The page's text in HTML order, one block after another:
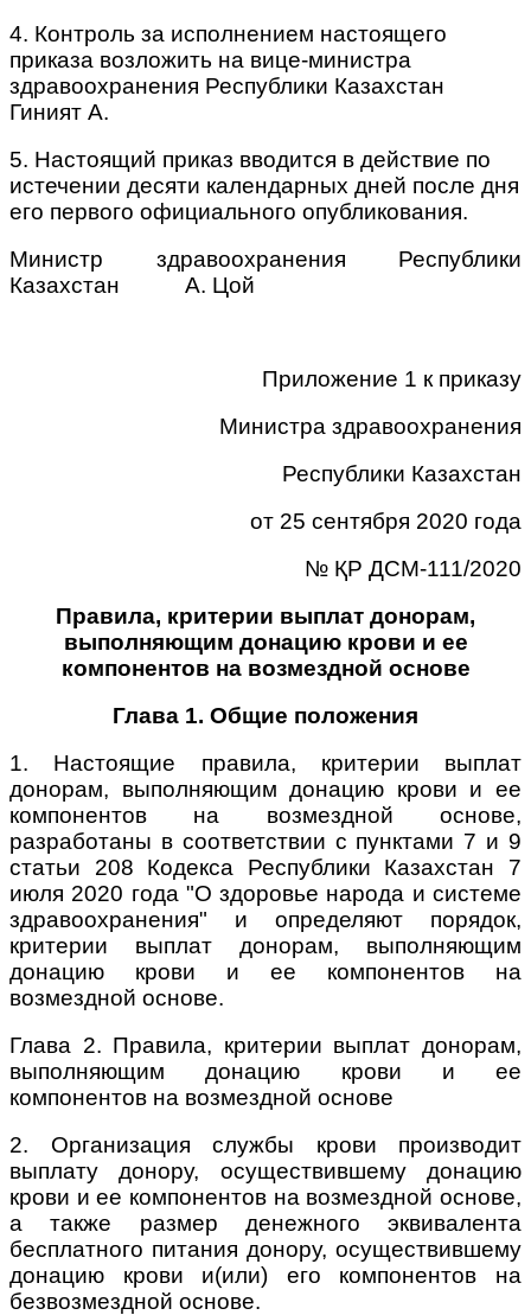
4. Контроль за исполнением настоящего
приказа возложить на вице-министра
здравоохранения Республики Казахстан
Гиният А.
5. Настоящий приказ вводится в действие по
истечении десяти календарных дней после дня
его первого официального опубликования.
Министр здравоохранения Республики
Казахстан А. Цой
Приложение 1 к приказу
Министра здравоохранения
Республики Казахстан
от 25 сентября 2020 года
№ ҚР ДСМ-111/2020
Правила, критерии выплат донорам,
выполняющим донацию крови и ее
компонентов на возмездной основе
Глава 1. Общие положения
1. Настоящие правила, критерии выплат
донорам, выполняющим донацию крови и ее
компонентов на возмездной основе,
разработаны в соответствии с пунктами 7 и 9
статьи 208 Кодекса Республики Казахстан 7
июля 2020 года "О здоровье народа и системе
здравоохранения" и определяют порядок,
критерии выплат донорам, выполняющим
донацию крови и ее компонентов на
возмездной основе.
Глава 2. Правила, критерии выплат донорам,
выполняющим донацию крови и ее
компонентов на возмездной основе
2. Организация службы крови производит
выплату донору, осуществившему донацию
крови и ее компонентов на возмездной основе,
а также размер денежного эквивалента
бесплатного питания донору, осуществившему
донацию крови и(или) его компонентов на
безвозмездной основе.